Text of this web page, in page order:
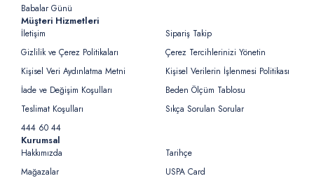
Babalar Günü
Müşteri Hizmetleri
İletişim
Sipariş Takip
Gizlilik ve Çerez Politikaları
Çerez Tercihlerinizi Yönetin
Kişisel Veri Aydınlatma Metni
Kişisel Verilerin İşlenmesi Politikası
İade ve Değişim Koşulları
Beden Ölçüm Tablosu
Teslimat Koşulları
Sıkça Sorulan Sorular
444 60 44
Kurumsal
Hakkımızda
Tarihçe
Mağazalar
USPA Card